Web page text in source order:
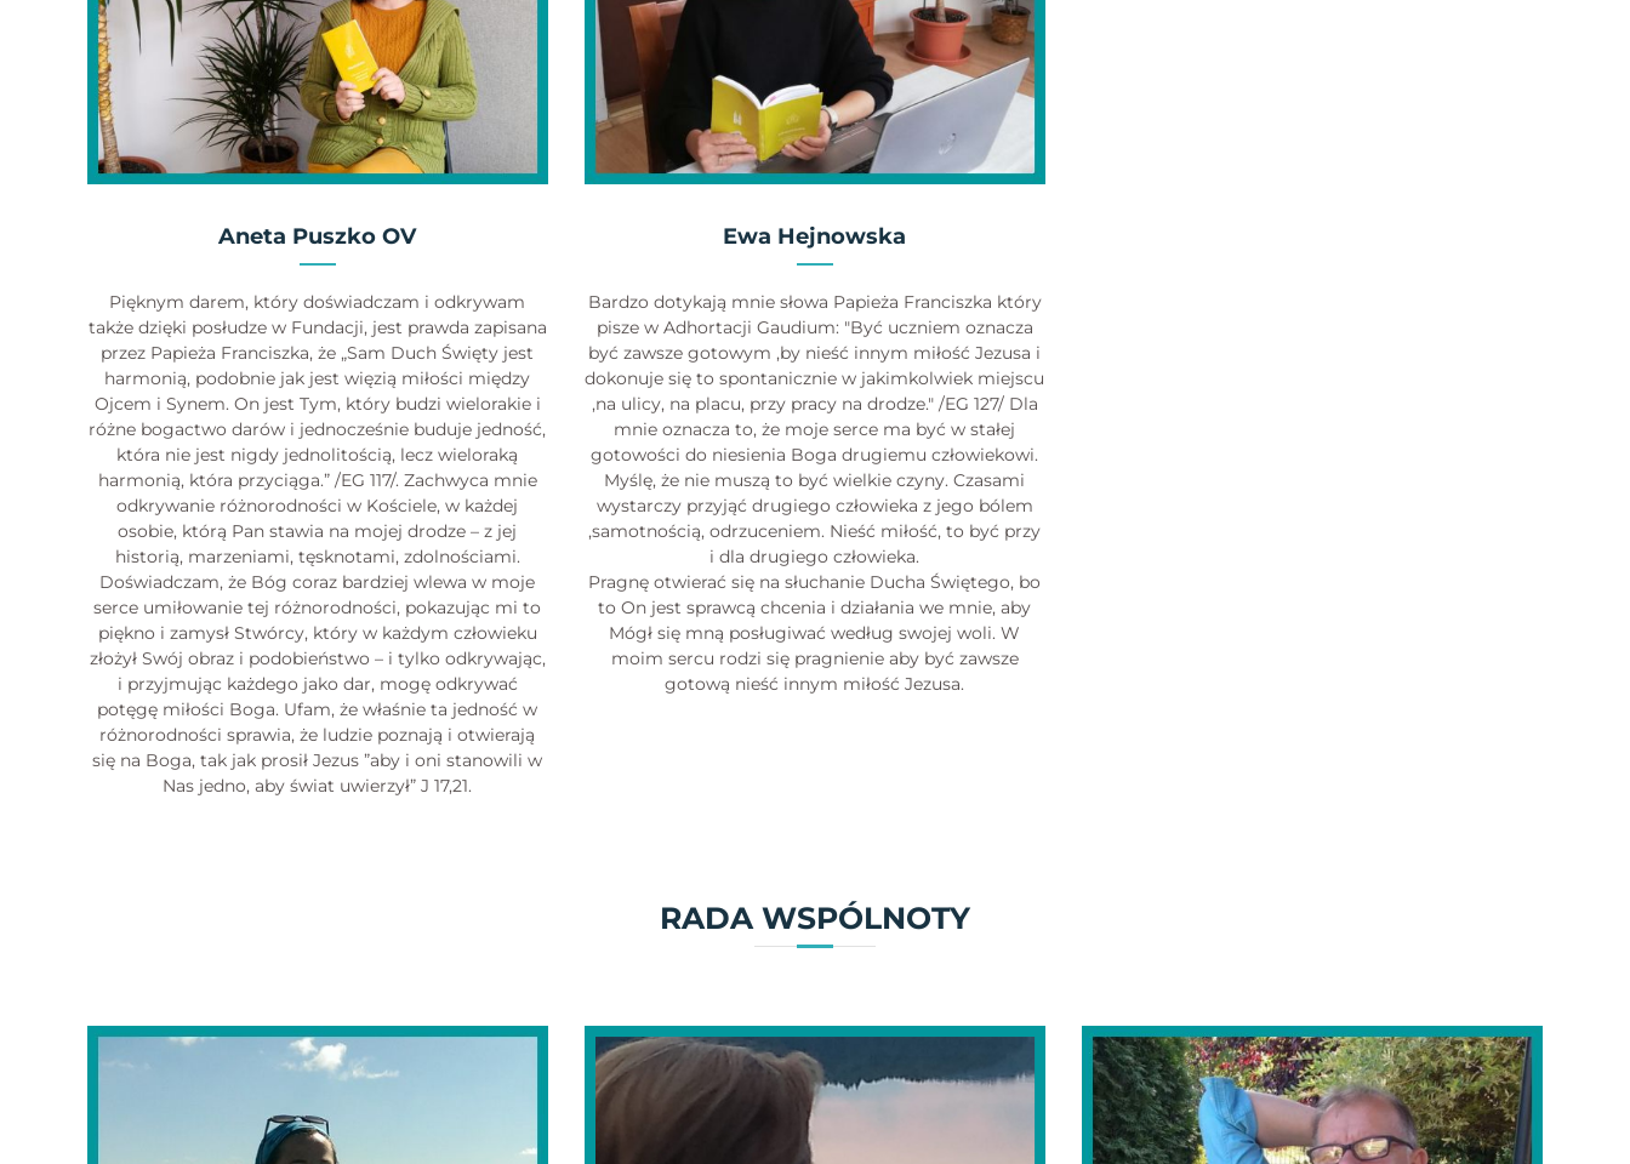
Aneta Puszko OV
Pięknym darem, który doświadczam i odkrywam
także dzięki posłudze w Fundacji, jest prawda zapisana
przez Papieża Franciszka, że „Sam Duch Święty jest
harmonią, podobnie jak jest więzią miłości między
Ojcem i Synem. On jest Tym, który budzi wielorakie i
różne bogactwo darów i jednocześnie buduje jedność,
która nie jest nigdy jednolitością, lecz wieloraką
harmonią, która przyciąga.” /EG 117/. Zachwyca mnie
odkrywanie różnorodności w Kościele, w każdej
osobie, którą Pan stawia na mojej drodze – z jej
historią, marzeniami, tęsknotami, zdolnościami.
Doświadczam, że Bóg coraz bardziej wlewa w moje
serce umiłowanie tej różnorodności, pokazując mi to
piękno i zamysł Stwórcy, który w każdym człowieku
złożył Swój obraz i podobieństwo – i tylko odkrywając,
i przyjmując każdego jako dar, mogę odkrywać
potęgę miłości Boga. Ufam, że właśnie ta jedność w
różnorodności sprawia, że ludzie poznają i otwierają
się na Boga, tak jak prosił Jezus ”aby i oni stanowili w
Nas jedno, aby świat uwierzył” J 17,21.
Ewa Hejnowska
Bardzo dotykają mnie słowa Papieża Franciszka który
pisze w Adhortacji Gaudium: "Być uczniem oznacza
być zawsze gotowym ,by nieść innym miłość Jezusa i
dokonuje się to spontanicznie w jakimkolwiek miejscu
,na ulicy, na placu, przy pracy na drodze." /EG 127/ Dla
mnie oznacza to, że moje serce ma być w stałej
gotowości do niesienia Boga drugiemu człowiekowi.
Myślę, że nie muszą to być wielkie czyny. Czasami
wystarczy przyjąć drugiego człowieka z jego bólem
,samotnością, odrzuceniem. Nieść miłość, to być przy
i dla drugiego człowieka.
Pragnę otwierać się na słuchanie Ducha Świętego, bo
to On jest sprawcą chcenia i działania we mnie, aby
Mógł się mną posługiwać według swojej woli. W
moim sercu rodzi się pragnienie aby być zawsze
gotową nieść innym miłość Jezusa.
RADA WSPÓLNOTY